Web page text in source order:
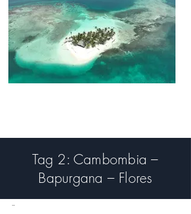
Tag 2: Cambombia –
Bapurgana – Flores